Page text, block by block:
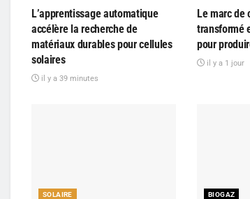
L’apprentissage automatique
accélère la recherche de
matériaux durables pour cellules
solaires
il y a 39 minutes
Le marc de
transformé
pour
il y a 1 jour
SOLAIRE BIOGAZ